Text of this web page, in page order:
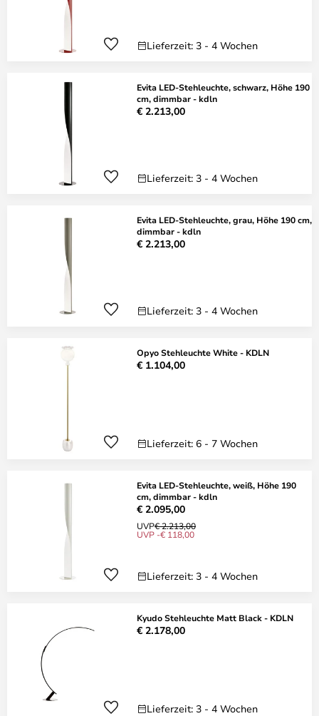
Lieferzeit: 3 - 4 Wochen
Evita LED-Stehleuchte, schwarz, Höhe 190
cm, dimmbar - kdln
€ 2.213,00
Lieferzeit: 3 - 4 Wochen
Evita LED-Stehleuchte, grau, Höhe 190 cm,
dimmbar - kdln
€ 2.213,00
Lieferzeit: 3 - 4 Wochen
Opyo Stehleuchte White - KDLN
€ 1.104,00
Lieferzeit: 6 - 7 Wochen
Evita LED-Stehleuchte, weiß, Höhe 190
cm, dimmbar - kdln
€ 2.095,00
UVP€ 2.213,00
UVP -€ 118,00
Lieferzeit: 3 - 4 Wochen
Kyudo Stehleuchte Matt Black - KDLN
€ 2.178,00
Lieferzeit: 3 - 4 Wochen